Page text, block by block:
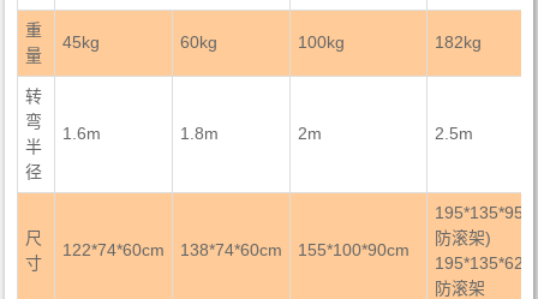
重
量
45kg 60kg 100kg 182kg
转
弯
半
径
1.6m 1.8m 2m 2.5m
尺
寸
122*74*60cm 138*74*60cm 155*100*90cm
防滚架)
防滚架